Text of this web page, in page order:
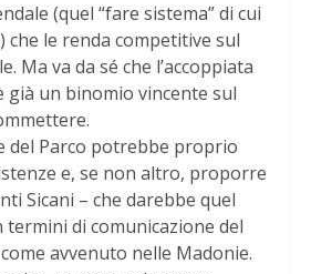
(quel “fare sistema” di cui
che le renda competitive sul
Ma va da sé che l’accoppiata
un binomio vincente sul
del Parco potrebbe proprio
e, se non altro, proporre
Sicani – che darebbe quel
termini di comunicazione del
avvenuto nelle Madonie.